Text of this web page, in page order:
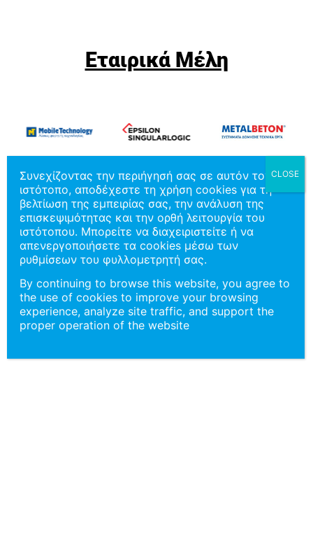
Εταιρικά Μέλη
128
Συνεχίζοντας την περιήγησή σας σε αυτόν τον
ιστότοπο, αποδέχεστε τη χρήση cookies για τη
βελτίωση της εμπειρίας σας, την ανάλυση της
επισκεψιμότητας και την ορθή λειτουργία του
ιστότοπου. Μπορείτε να διαχειριστείτε ή να
απενεργοποιήσετε τα cookies μέσω των
ρυθμίσεων του φυλλομετρητή σας.
By continuing to browse this website, you agree to
the use of cookies to improve your browsing
experience, analyze site traffic, and support the
proper operation of the website